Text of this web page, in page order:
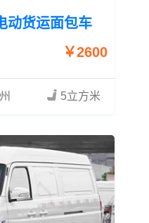
动货运面包车
￥2600
5立方米